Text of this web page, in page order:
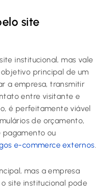
site
institucional, mas vale
principal de um
a empresa, transmitir
entre visitante e
é perfeitamente viável
de orçamento,
pagamento ou
e-commerce externos.
mas a empresa
site institucional pode